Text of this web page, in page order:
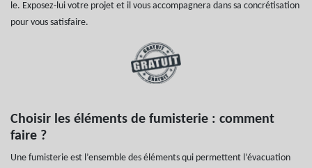
le. Exposez-lui votre projet et il vous accompagnera dans sa concrétisation
pour vous satisfaire.
Choisir les éléments de fumisterie : comment
faire ?
Une fumisterie est l’ensemble des éléments qui permettent l’évacuation